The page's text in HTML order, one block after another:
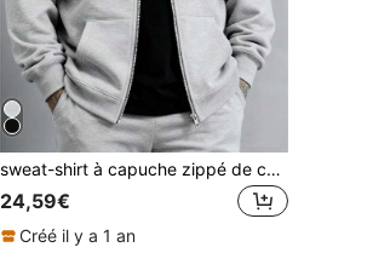
sweat-shirt à capuche zippé de couleur unie pour homme en grande taille, convenant pour la rue, l'extérieur et un usage polyvalent au quotidien
24,59€
Créé il y a 1 an